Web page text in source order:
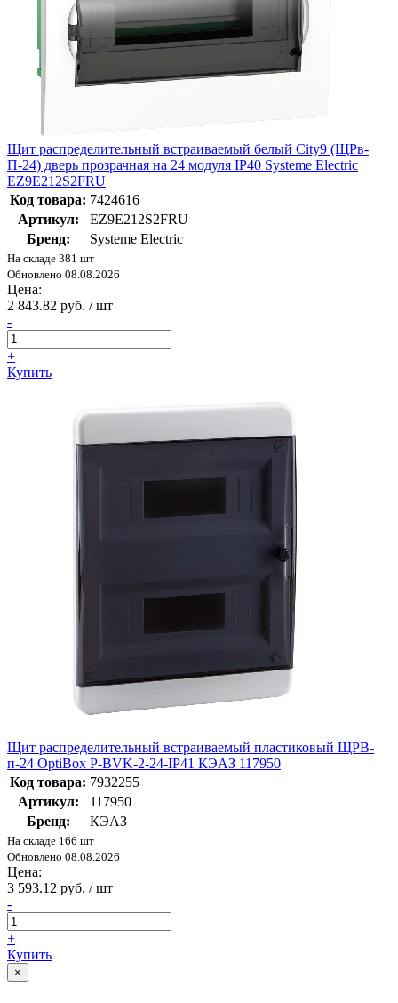
Щит распределительный встраиваемый белый City9 (ЩРв-
П-24) дверь прозрачная на 24 модуля IP40 Systeme Electric
EZ9E212S2FRU
Код товара: 7424616
Артикул:
EZ9E212S2FRU
Бренд:
Systeme Electric
На складе 381 шт
Обновлено 08.08.2026
Цена:
2 843.82 руб. / шт
-
+
Купить
Щит распределительный встраиваемый пластиковый ЩРВ-
п-24 OptiBox P-BVK-2-24-IP41 КЭАЗ 117950
Код товара: 7932255
Артикул:
117950
Бренд:
КЭАЗ
На складе 166 шт
Обновлено 08.08.2026
Цена:
3 593.12 руб. / шт
-
+
Купить
×